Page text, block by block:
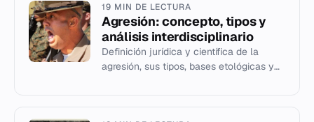
19 MIN DE LECTURA
Agresión: concepto, tipos y
análisis interdisciplinario
Definición jurídica y científica de la
agresión, sus tipos, bases etológicas y